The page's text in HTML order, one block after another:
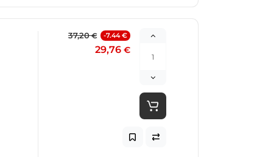
37,20€ -7.44 €
29,76€